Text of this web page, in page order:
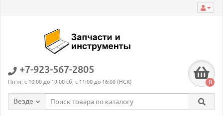
+7-923-567-2805
Пн-пт, с 10:00 до 19:00 сб, с 11:00 до 16:00 (НСК) 0
Везде